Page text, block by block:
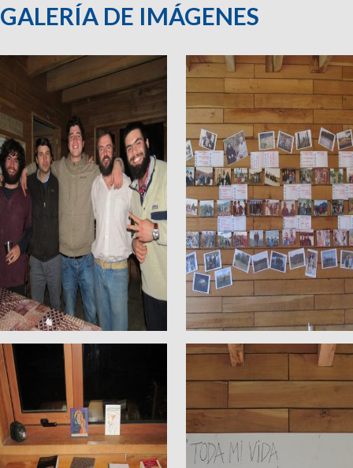
GALERÍA DE IMÁGENES